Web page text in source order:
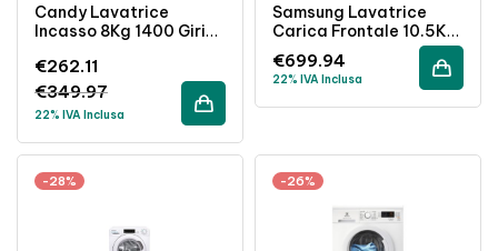
Candy Lavatrice
Incasso 8Kg 1400 Giri
Bianco
€349.97
€262.11
22% IVA Inclusa
Samsung Lavatrice
Carica Frontale 10.5Kg
1400 Giri Vapore Wi-Fi
Classe A Bianca
€699.94
22% IVA Inclusa
-28% -26%